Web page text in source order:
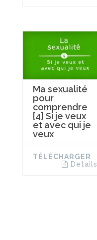
Ma sexualité
pour
comprendre
[4] Si je veux
et avec qui je
veux
TÉLÉCHARGER
Details